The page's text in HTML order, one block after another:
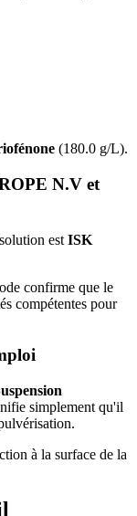
(180.0 g/L).
N.V et
est ISK
confirme que le
compétentes pour
simplement qu'il
à la surface de la